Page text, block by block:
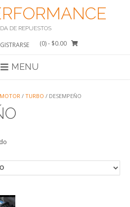
DE REPUESTOS
(0)- $0.00
MENU
MOTOR / TURBO / DESEMPEÑO